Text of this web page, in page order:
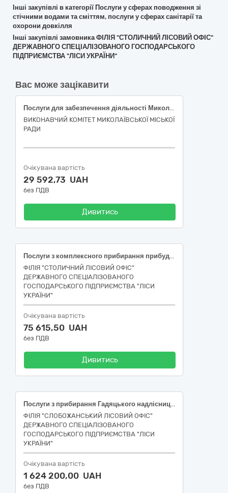
Інші закупівлі в категорії Послуги у сферах поводження зі
стічними водами та сміттям, послуги у сферах санітарії та
охорони довкілля
Інші закупівлі замовника ФІЛІЯ "СТОЛИЧНИЙ ЛІСОВИЙ ОФІС"
ДЕРЖАВНОГО СПЕЦІАЛІЗОВАНОГО ГОСПОДАРСЬКОГО
ПІДПРИЄМСТВА "ЛІСИ УКРАЇНИ"
Вас може зацікавити
Послуги для забезпечення діяльності Миколаївського міського молодіжного простору згідно ДК 021:2015 - 90910000-9 - Послуги з прибирання (Клінінгові послуги)
ВИКОНАВЧИЙ КОМІТЕТ МИКОЛАЇВСЬКОЇ МІСЬКОЇ
РАДИ
Очікувана вартість
29 592,73 UAH
без ПДВ
Дивитись
Послуги з комплексного прибирання прибудинкових територій адміністративних приміщень філії "Столичний лісовий офіс"
ФІЛІЯ "СТОЛИЧНИЙ ЛІСОВИЙ ОФІС"
ДЕРЖАВНОГО СПЕЦІАЛІЗОВАНОГО
ГОСПОДАРСЬКОГО ПІДПРИЄМСТВА "ЛІСИ
УКРАЇНИ"
Очікувана вартість
75 615,50 UAH
без ПДВ
Дивитись
Послуги з прибирання Гадяцького надлісництва
ФІЛІЯ "СЛОБОЖАНСЬКИЙ ЛІСОВИЙ ОФІС"
ДЕРЖАВНОГО СПЕЦІАЛІЗОВАНОГО
ГОСПОДАРСЬКОГО ПІДПРИЄМСТВА "ЛІСИ
УКРАЇНИ"
Очікувана вартість
1 624 200,00 UAH
без ПДВ